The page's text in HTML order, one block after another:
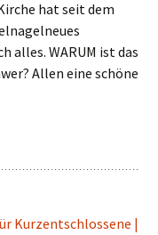
hat seit dem
alles. WARUM ist das
Allen eine schöne
Kurzentschlossene |